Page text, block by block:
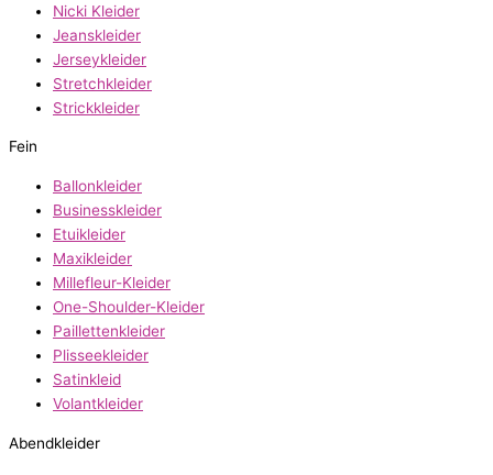
Nicki Kleider
Jeanskleider
Jerseykleider
Stretchkleider
Strickkleider
Fein
Ballonkleider
Businesskleider
Etuikleider
Maxikleider
Millefleur-Kleider
One-Shoulder-Kleider
Paillettenkleider
Plisseekleider
Satinkleid
Volantkleider
Abendkleider